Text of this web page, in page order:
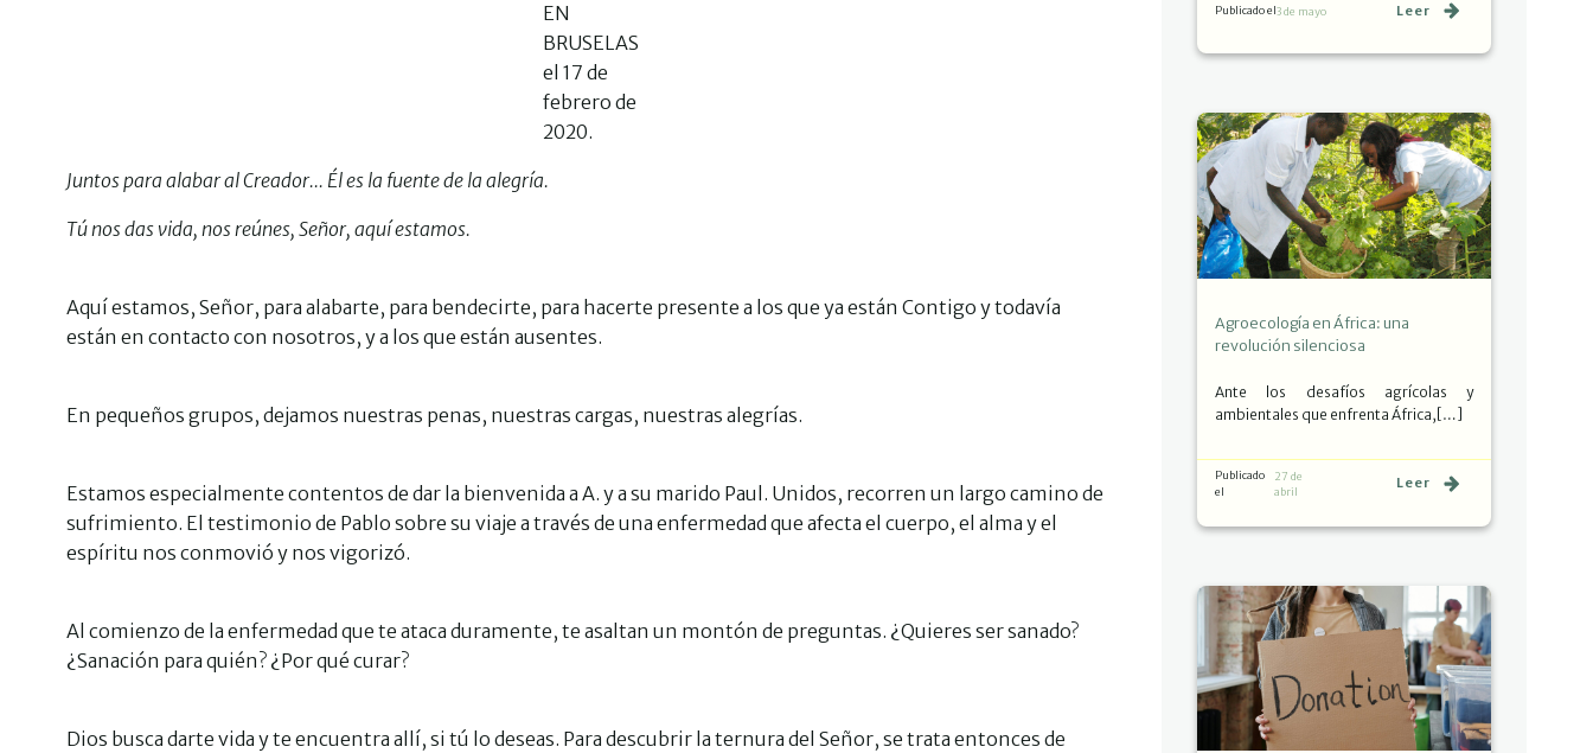
EN
BRUSELAS
el 17 de
febrero de
2020.
Juntos para alabar al Creador... Él es la fuente de la alegría.
Tú nos das vida, nos reúnes, Señor, aquí estamos.
Aquí estamos, Señor, para alabarte, para bendecirte, para hacerte presente a los que ya están Contigo y todavía
están en contacto con nosotros, y a los que están ausentes.
En pequeños grupos, dejamos nuestras penas, nuestras cargas, nuestras alegrías.
Estamos especialmente contentos de dar la bienvenida a A. y a su marido Paul. Unidos, recorren un largo camino de
sufrimiento. El testimonio de Pablo sobre su viaje a través de una enfermedad que afecta el cuerpo, el alma y el
espíritu nos conmovió y nos vigorizó.
Al comienzo de la enfermedad que te ataca duramente, te asaltan un montón de preguntas. ¿Quieres ser sanado?
¿Sanación para quién? ¿Por qué curar?
Dios busca darte vida y te encuentra allí, si tú lo deseas. Para descubrir la ternura del Señor, se trata entonces de
Publicado el3 de mayo Leer
Agroecología en África: una
revolución silenciosa
Ante los desafíos agrícolas y
ambientales que enfrenta África,[…]
Publicado
el
27 de
abril
Leer